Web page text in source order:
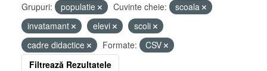
Grupuri: populatie Cuvinte cheie:
scoala
invatamant
elevi
scoli
cadre didactice
Formate:
CSV
Filtrează Rezultatele